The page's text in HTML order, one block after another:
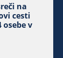
na
cesti
osebe v